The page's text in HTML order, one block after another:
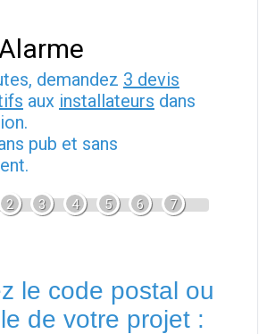
demandez 3 devis
aux installateurs dans
pub et sans
2 3 4 5 6 7
le code postal ou
de votre projet :